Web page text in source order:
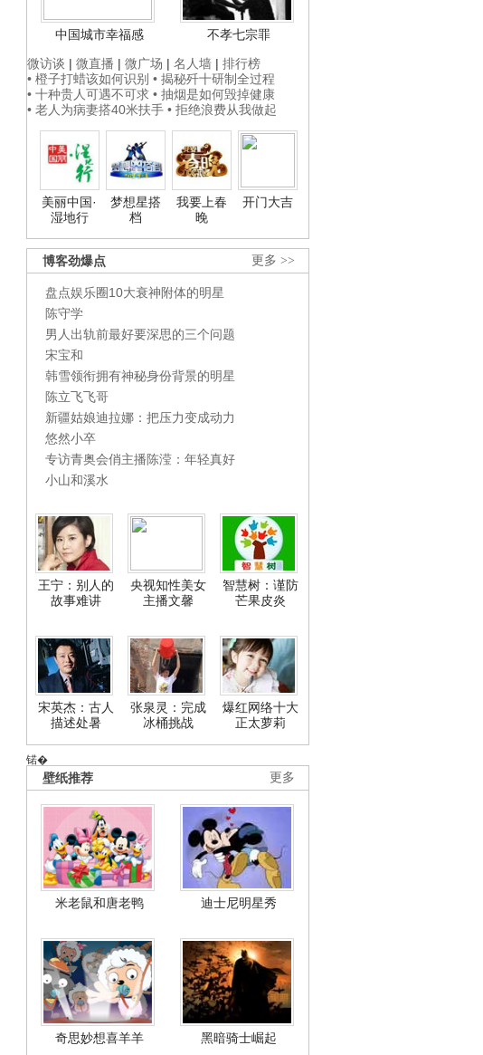
中国城市幸福感
不孝七宗罪
微访谈 | 微直播 | 微广场 | 名人墙 | 排行榜
• 橙子打蜡该如何识别 • 揭秘歼十研制全过程
• 十种贵人可遇不可求 • 抽烟是如何毁掉健康
• 老人为病妻搭40米扶手 • 拒绝浪费从我做起
美丽中国·
湿地行
梦想星搭
档
我要上春
晚
开门大吉
更多 >>
博客劲爆点
盘点娱乐圈10大衰神附体的明星
陈守学
男人出轨前最好要深思的三个问题
宋宝和
韩雪领衔拥有神秘身份背景的明星
陈立飞飞哥
新疆姑娘迪拉娜：把压力变成动力
悠然小卒
专访青奥会俏主播陈滢：年轻真好
小山和溪水
王宁：别人的
故事难讲
央视知性美女
主播文馨
智慧树：谨防
芒果皮炎
宋英杰：古人
描述处暑
张泉灵：完成
冰桶挑战
爆红网络十大
正太萝莉
锘�
更多
壁纸推荐
米老鼠和唐老鸭 迪士尼明星秀
奇思妙想喜羊羊 黑暗骑士崛起